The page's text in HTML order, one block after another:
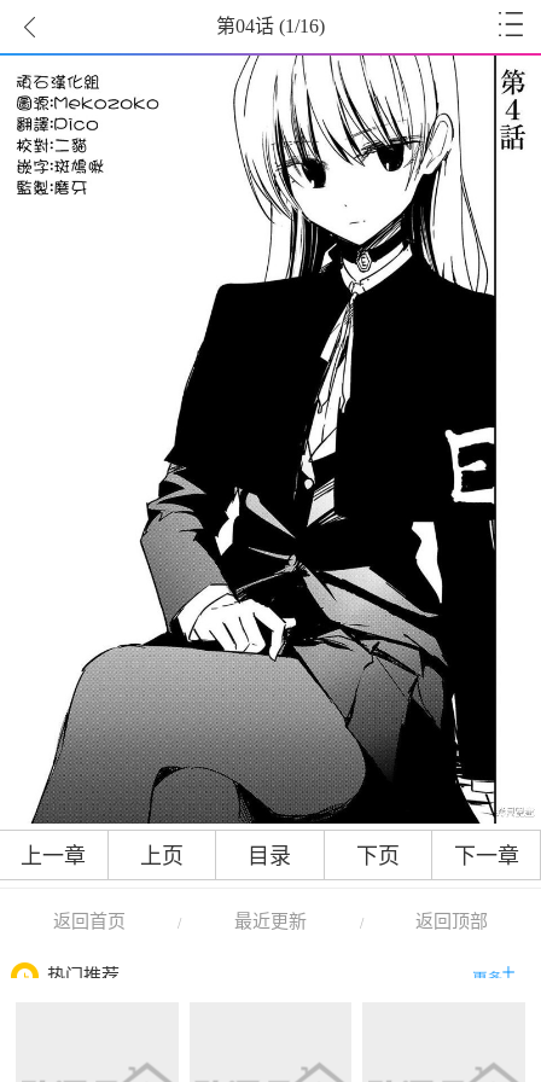
第04话 (1/16)
上一章 上页 目录 下页 下一章
返回首页 / 最近更新 / 返回顶部
热门推荐